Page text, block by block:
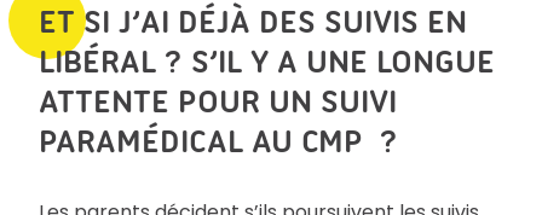
ET SI J’AI DÉJÀ DES SUIVIS EN
LIBÉRAL ? S’IL Y A UNE LONGUE
ATTENTE POUR UN SUIVI
PARAMÉDICAL AU CMP ?